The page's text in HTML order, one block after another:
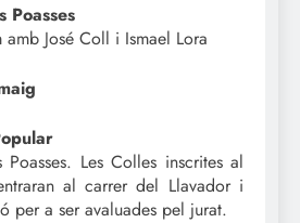
Poasses
amb José Coll i Ismael Lora
Les Colles inscrites al
al carrer del Llavador i
per a ser avaluades pel jurat.